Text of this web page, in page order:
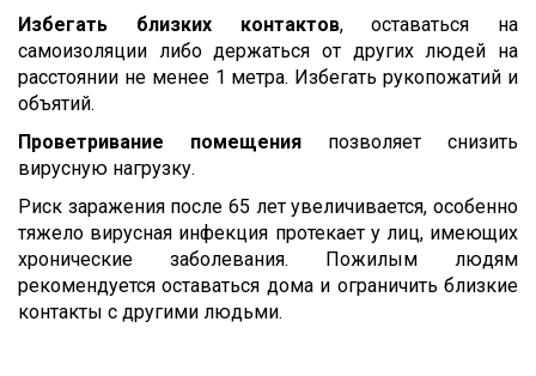
Избегать близких контактов, оставаться на
самоизоляции либо держаться от других людей на
расстоянии не менее 1 метра. Избегать рукопожатий и
объятий.
Проветривание помещения позволяет снизить
вирусную нагрузку.
Риск заражения после 65 лет увеличивается, особенно
тяжело вирусная инфекция протекает у лиц, имеющих
хронические заболевания. Пожилым людям
рекомендуется оставаться дома и ограничить близкие
контакты с другими людьми.